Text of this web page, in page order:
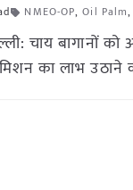
NMEO-OP,Oil Palm
चाय बागानों
का लाभ उठाने